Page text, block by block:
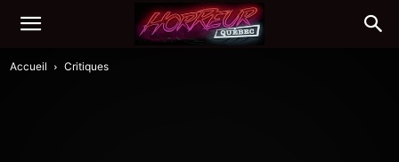
Accueil Critiques